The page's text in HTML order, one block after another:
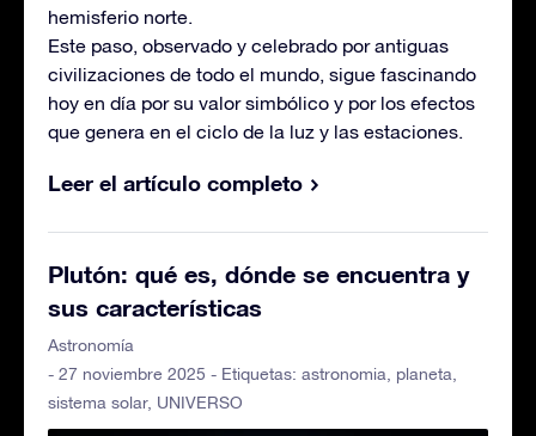
hemisferio norte.
Este paso, observado y celebrado por antiguas
civilizaciones de todo el mundo, sigue fascinando
hoy en día por su valor simbólico y por los efectos
que genera en el ciclo de la luz y las estaciones.
Leer el artículo completo
Plutón: qué es, dónde se encuentra y
sus características
Astronomía
- 27 noviembre 2025 - Etiquetas: astronomia planeta
sistema solar, UNIVERSO